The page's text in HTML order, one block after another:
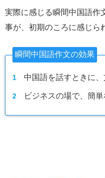
実際に感じる瞬間中国語作
事が、初期のころに感じら
瞬間中国語作文の効果
中国語を話すときに
ビジネスの場で、簡